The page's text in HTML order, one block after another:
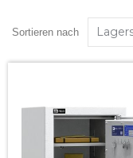
Sortieren nach